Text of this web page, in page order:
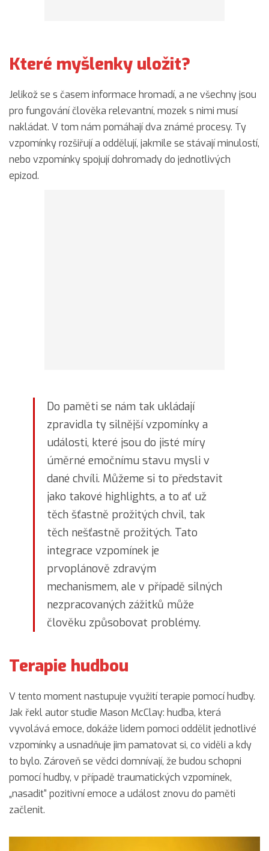
Které myšlenky uložit?
Jelikož se s časem informace hromadí, a ne všechny jsou
pro fungování člověka relevantní, mozek s nimi musí
nakládat. V tom nám pomáhají dva známé procesy. Ty
vzpomínky rozšiřují a oddělují, jakmile se stávají minulostí,
nebo vzpomínky spojují dohromady do jednotlivých
epizod.
Do paměti se nám tak ukládají
zpravidla ty silnější vzpomínky a
události, které jsou do jisté míry
úměrné emočnímu stavu mysli v
dané chvíli. Můžeme si to představit
jako takové highlights, a to ať už
těch šťastně prožitých chvil, tak
těch nešťastně prožitých. Tato
integrace vzpomínek je
prvoplánově zdravým
mechanismem, ale v případě silných
nezpracovaných zážitků může
člověku způsobovat problémy.
Terapie hudbou
V tento moment nastupuje využití terapie pomocí hudby.
Jak řekl autor studie Mason McClay: hudba, která
vyvolává emoce, dokáže lidem pomoci oddělit jednotlivé
vzpomínky a usnadňuje jim pamatovat si, co viděli a kdy
to bylo. Zároveň se vědci domnívají, že budou schopni
pomocí hudby, v případě traumatických vzpomínek,
„nasadit“ pozitivní emoce a událost znovu do paměti
začlenit.